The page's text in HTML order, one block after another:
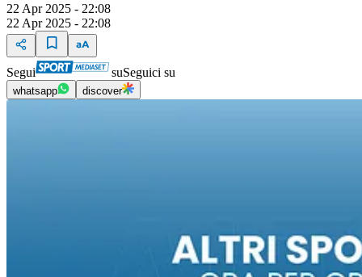
22 Apr 2025 - 22:08
22 Apr 2025 - 22:08
Segui suSeguici su
whatsapp discover